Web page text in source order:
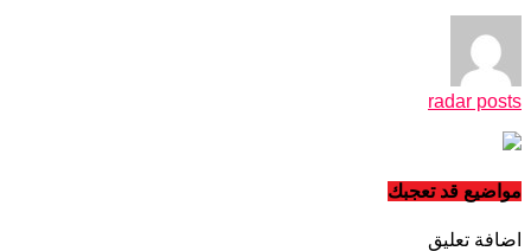
radar posts
مواضيع قد تعجبك
اضافة تعليق